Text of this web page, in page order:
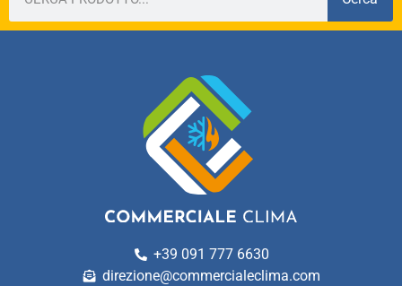
+39 091 777 6630
direzione@commercialeclima.com